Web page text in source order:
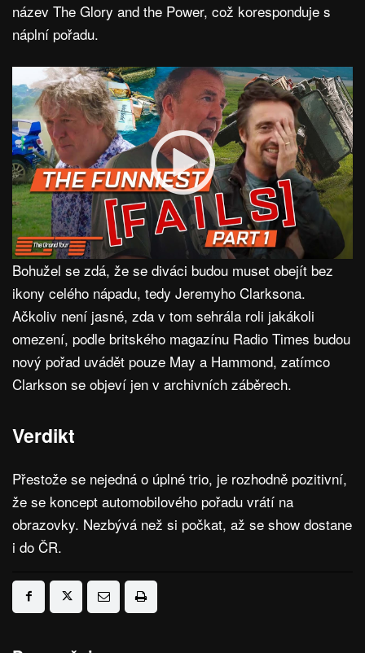
název The Glory and the Power, což koresponduje s
náplní pořadu.
Bohužel se zdá, že se diváci budou muset obejít bez
ikony celého nápadu, tedy Jeremyho Clarksona.
Ačkoliv není jasné, zda v tom sehrála roli jakákoli
omezení, podle britského magazínu Radio Times budou
nový pořad uvádět pouze May a Hammond, zatímco
Clarkson se objeví jen v archivních záběrech.
Verdikt
Přestože se nejedná o úplné trio, je rozhodně pozitivní,
že se koncept automobilového pořadu vrátí na
obrazovky. Nezbývá než si počkat, až se show dostane
i do ČR.